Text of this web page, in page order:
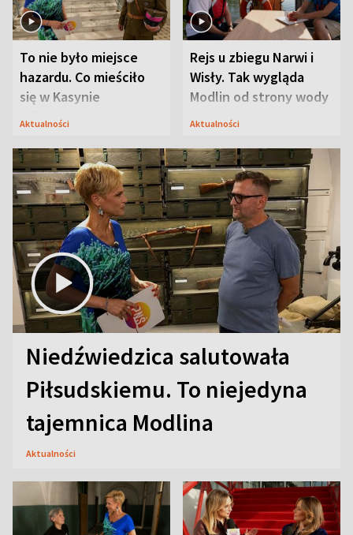
To nie było miejsce
hazardu. Co mieściło
się w Kasynie
Oficerskim?
Aktualności
Rejs u zbiegu Narwi i
Wisły. Tak wygląda
Modlin od strony wody
Aktualności
Niedźwiedzica salutowała
Piłsudskiemu. To niejedyna
tajemnica Modlina
Aktualności